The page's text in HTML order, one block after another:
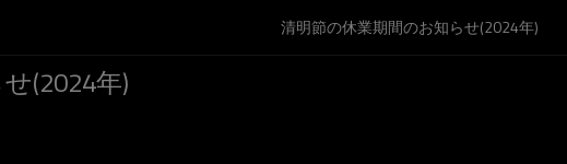
清明節の休業期間のお知らせ(2024年)
(2024年)